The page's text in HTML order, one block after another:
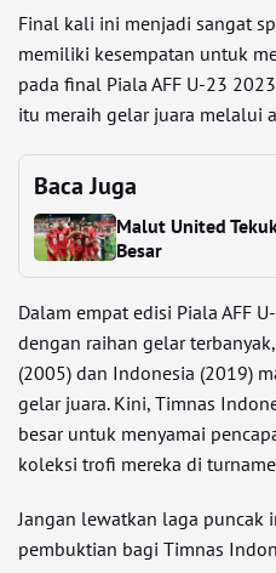
Final kali ini menjadi sangat
memiliki kesempatan untuk
pada final Piala AFF U-23
itu meraih gelar juara melalui
Baca Juga
Malut United
Besar
Dalam empat edisi Piala AFF
dengan raihan gelar
(2005) dan Indonesia (2019)
gelar juara. Kini, Timnas
besar untuk menyamai
koleksi trofi mereka di
Jangan lewatkan laga puncak
pembuktian bagi Timnas